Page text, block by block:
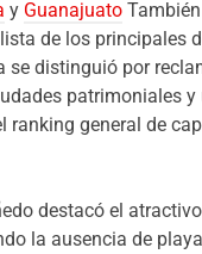
y Guanajuato
de los principales
se distinguió por
patrimoniales
ranking general de
destacó el
la ausencia de